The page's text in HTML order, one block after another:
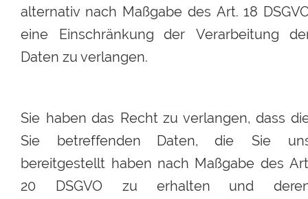
alternativ nach Maßgabe des Art. 18
eine
Einschränkung der Verarbeitung
Daten zu verlangen.
Sie haben das Recht zu verlangen, dass
Sie
betreffenden Daten, die Sie
bereitgestellt haben nach Maßgabe des
20
DSGVO zu erhalten und